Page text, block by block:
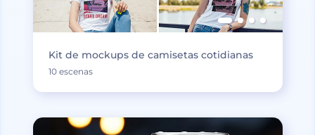
Kit de mockups de camisetas cotidianas
10 escenas